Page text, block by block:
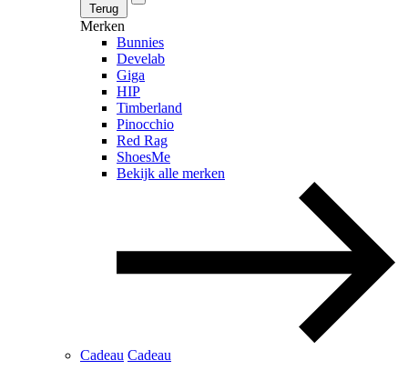
Terug
Merken
Bunnies
Develab
Giga
HIP
Timberland
Pinocchio
Red Rag
ShoesMe
Bekijk alle merken
Cadeau Cadeau